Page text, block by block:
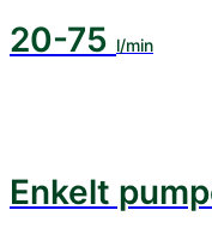
20-75 l/min
Enkelt